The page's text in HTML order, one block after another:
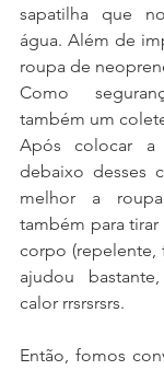
sapatilha que
água. Além de
roupa de
Como
também um
Após colocar a
debaixo desses
melhor a
também para
corpo (repelente,
ajudou
calor rrsrsrsrs.
Então, fomos